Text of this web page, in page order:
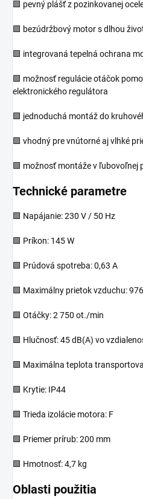
🟩 pevný plášť z pozinkovanej
🟩 bezúdržbový motor s dlhou
🟩 integrovaná tepelná ochrana
🟩 možnosť regulácie otáčok
elektronického regulátora
🟩 jednoduchá montáž do
🟩 vhodný pre vnútorné aj vlhké
🟩 možnosť montáže v ľubovoľnej
Technické parametre
🟩 Napájanie: 230 V / 50 Hz
🟩 Príkon: 145 W
🟩 Prúdová spotreba: 0,63 A
🟩 Maximálny prietok vzduchu:
🟩 Otáčky: 2 750 ot./min
🟩 Hlučnosť: 45 dB(A) vo
🟩 Maximálna teplota
🟩 Krytie: IP44
🟩 Trieda izolácie motora: F
🟩 Priemer prírub: 200 mm
🟩 Hmotnosť: 4,7 kg
Oblasti použitia